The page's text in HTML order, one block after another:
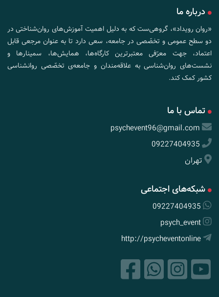
درباره ما
«روان رویداد»، گروهی‌ست که به دلیل اهمیت آموزش‌های روان‌شناختی در
دو سطح عمومی و تخصّصی در جامعه، سعی دارد تا به عنوان مرجعی قابل
اعتماد، جهت معرّفی معتبرترین کارگاه‌ها، همایش‌ها، سمینارها و
نشست‌های روان‌شناسی به علاقه‌مندان و جامعه‌ی تخصّصی روانشناسی
کشور کمک کند.
تماس با ما
psychevent96@gmail.com
09227404935
تهران
شبکه‌های اجتماعی
09227404935
psych_event
http://psycheventonline